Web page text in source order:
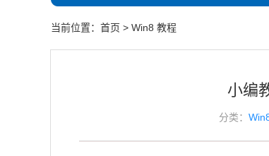
当前位置： 首页 > Win8 教程
小编
分类：